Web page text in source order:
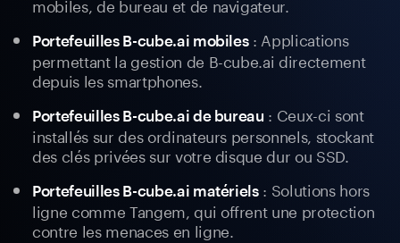
mobiles, de bureau et de navigateur.
Portefeuilles B-cube.ai mobiles: Applications
permettant la gestion de B-cube.ai directement
depuis les smartphones.
Portefeuilles B-cube.ai de bureau : Ceux-ci sont
installés sur des ordinateurs personnels, stockant
des clés privées sur votre disque dur ou SSD.
Portefeuilles B-cube.ai matériels: Solutions hors
ligne comme Tangem, qui offrent une protection
contre les menaces en ligne.